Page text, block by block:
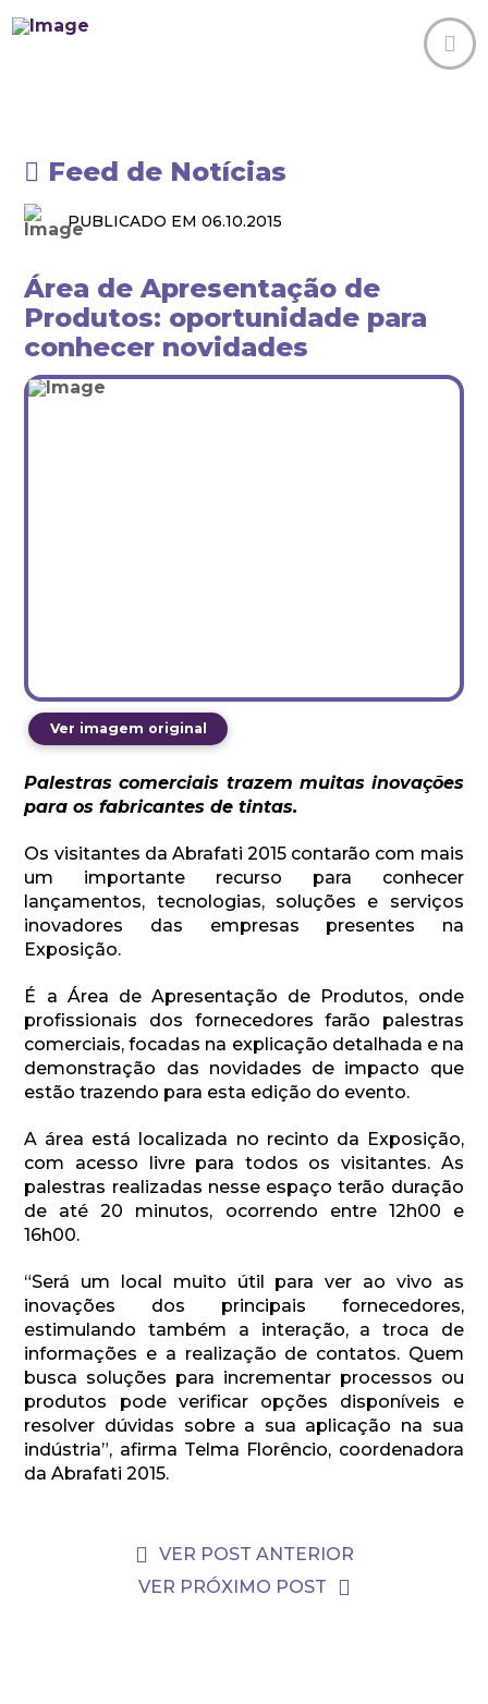
Feed de Notícias
PUBLICADO EM 06.10.2015
Área de Apresentação de
Produtos: oportunidade para
conhecer novidades
Ver imagem original
Palestras comerciais trazem muitas inovações
para os fabricantes de tintas.
Os visitantes da Abrafati 2015 contarão com mais
um importante recurso para conhecer
lançamentos, tecnologias, soluções e serviços
inovadores das empresas presentes na
Exposição.
É a Área de Apresentação de Produtos, onde
profissionais dos fornecedores farão palestras
comerciais, focadas na explicação detalhada e na
demonstração das novidades de impacto que
estão trazendo para esta edição do evento.
A área está localizada no recinto da Exposição,
com acesso livre para todos os visitantes. As
palestras realizadas nesse espaço terão duração
de até 20 minutos, ocorrendo entre 12h00 e
16h00.
“Será um local muito útil para ver ao vivo as
inovações dos principais fornecedores,
estimulando também a interação, a troca de
informações e a realização de contatos. Quem
busca soluções para incrementar processos ou
produtos pode verificar opções disponíveis e
resolver dúvidas sobre a sua aplicação na sua
indústria”, afirma Telma Florêncio, coordenadora
da Abrafati 2015.
VER POST ANTERIOR
VER PRÓXIMO POST